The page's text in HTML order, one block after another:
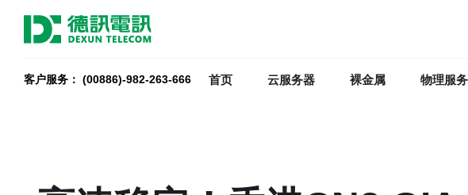
客户服务： (00886)-982-263-666 首页 云服务器 裸金属 物理服